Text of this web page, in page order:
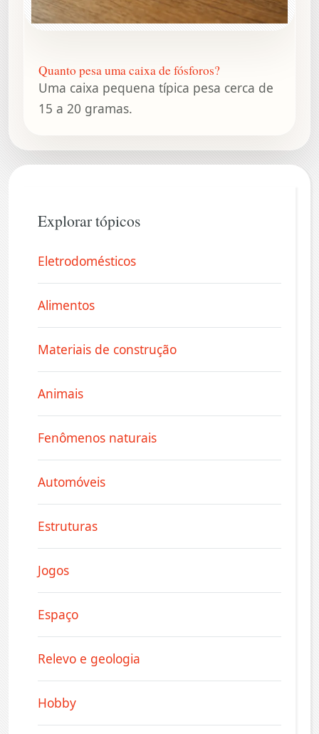
Quanto pesa uma caixa de fósforos?
Uma caixa pequena típica pesa cerca de
15 a 20 gramas.
Explorar tópicos
Eletrodomésticos
Alimentos
Materiais de construção
Animais
Fenômenos naturais
Automóveis
Estruturas
Jogos
Espaço
Relevo e geologia
Hobby